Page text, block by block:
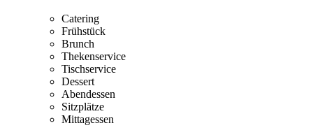
Catering
Frühstück
Brunch
Thekenservice
Tischservice
Dessert
Abendessen
Sitzplätze
Mittagessen